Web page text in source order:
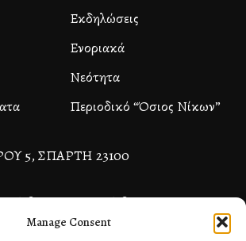
Manage Consent
Εκδηλώσεις
Ενοριακά
Νεότητα
Περιοδικό “Όσιος Νίκων”
5, ΣΠΑΡΤΗ 23100
26580 και 27310 26581